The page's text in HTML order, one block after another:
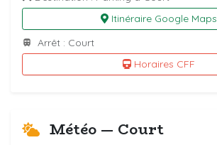
Itinéraire Google Maps
Arrêt : Court
Horaires CFF
Météo — Court